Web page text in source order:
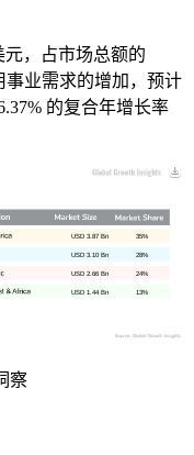
元，占市场总额的
事业需求的增加，预计
的复合年增长率
13%
USD 1.44 Bn
24%
USD 2.66 Bn
28%
USD 3.10 Bn
35%
USD 3.87 Bn
察